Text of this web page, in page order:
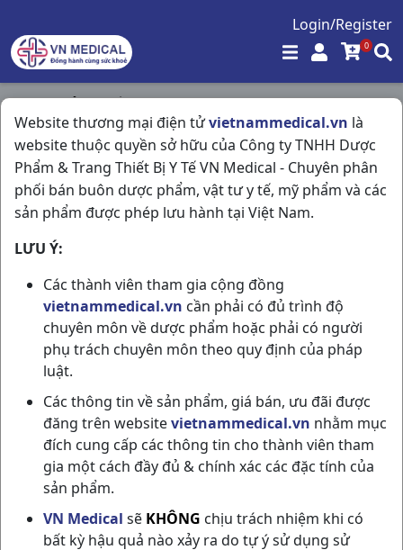
Login/Register
0
Website thương mại điện tửvietnammedical.vn là
website thuộc quyền sở hữu của Công ty TNHH Dược
Phẩm & Trang Thiết Bị Y Tế VN Medical - Chuyên phân
phối bán buôn dược phẩm, vật tư y tế, mỹ phẩm và các
sản phẩm được phép lưu hành tại Việt Nam.
LƯU Ý:
Các thành viên tham gia cộng đồng
vietnammedical.vn cần phải có đủ trình độ
chuyên môn về dược phẩm hoặc phải có người
phụ trách chuyên môn theo quy định của pháp
luật.
Các thông tin về sản phẩm, giá bán, ưu đãi được
đăng trên websitevietnammedical.vn nhằm mục
đích cung cấp các thông tin cho thành viên tham
gia một cách đầy đủ & chính xác các đặc tính của
sản phẩm.
VN Medical sẽ KHÔNG chịu trách nhiệm khi có
bất kỳ hậu quả nào xảy ra do tự ý sử dụng sử
Trang chủ / Thần Kinh - Mạch Máu Não /
Pracetam 800 H90vbf Stellapharm
PRACETAM 800 H90VBF STELLAPHARM